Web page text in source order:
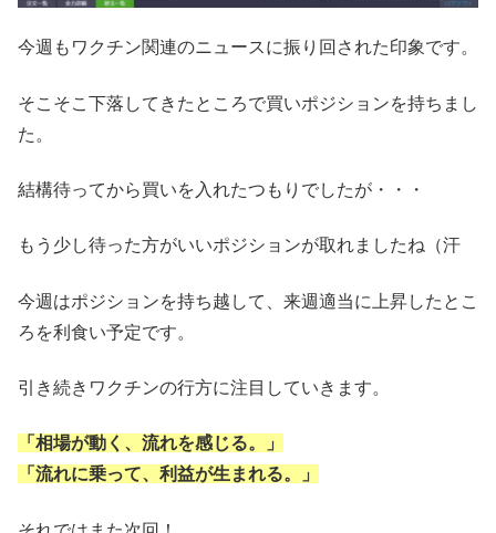
今週もワクチン関連のニュースに振り回された印象です。
そこそこ下落してきたところで買いポジションを持ちまし
た。
結構待ってから買いを入れたつもりでしたが・・・
もう少し待った方がいいポジションが取れましたね（汗
今週はポジションを持ち越して、来週適当に上昇したとこ
ろを利食い予定です。
引き続きワクチンの行方に注目していきます。
「相場が動く、流れを感じる。」
「流れに乗って、利益が生まれる。」